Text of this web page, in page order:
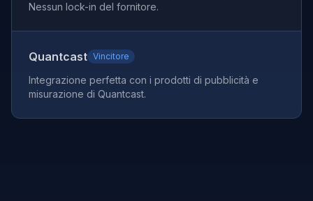
Nessun lock-in del fornitore.
Quantcast Vincitore
Integrazione perfetta con i prodotti di pubblicità e
misurazione di Quantcast.